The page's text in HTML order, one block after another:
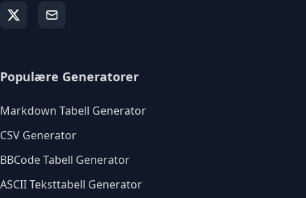
Populære Generatorer
Markdown Tabell Generator
CSV Generator
BBCode Tabell Generator
ASCII Teksttabell Generator